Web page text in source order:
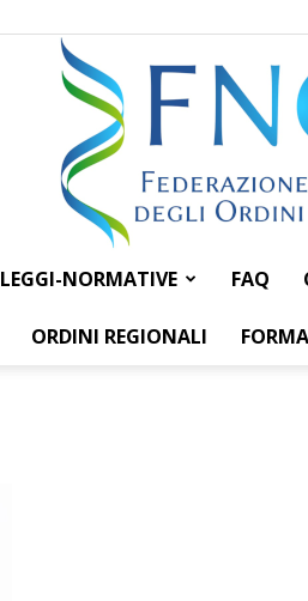
LEGGI-NORMATIVE FAQ
ORDINI REGIONALI